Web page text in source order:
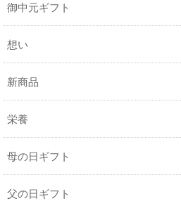
御中元ギフト
想い
新商品
栄養
母の日ギフト
父の日ギフト